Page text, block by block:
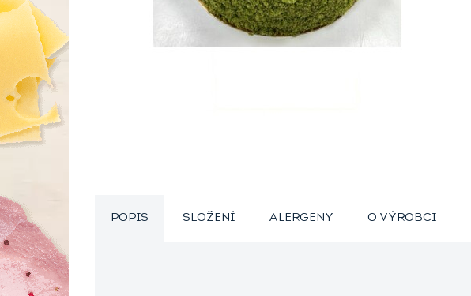
POPIS SLOŽENÍ ALERGENY O VÝROBCI